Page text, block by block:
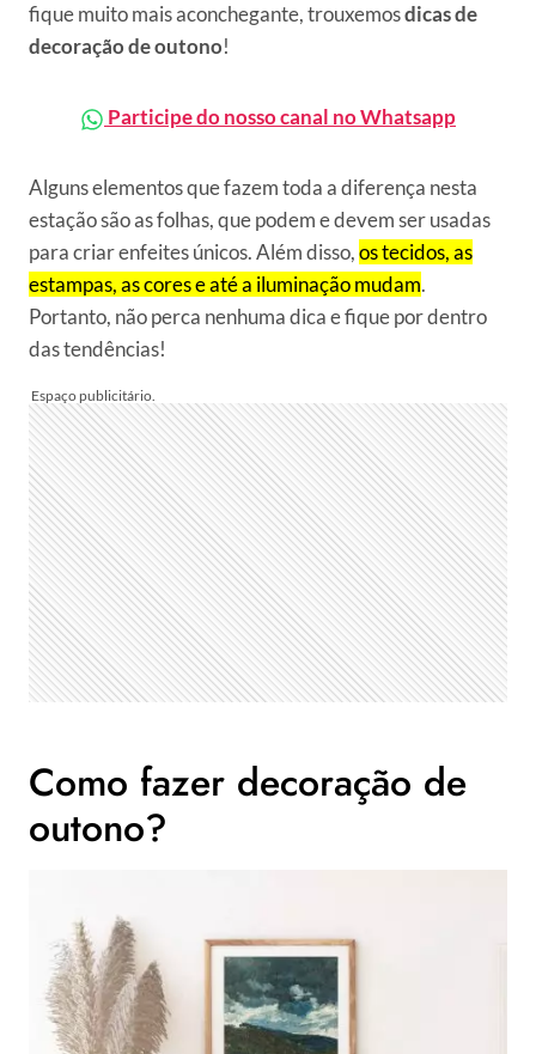
fique muito mais aconchegante, trouxemosdicas de
decoração de outono!
Participe do nosso canal no Whatsapp
Alguns elementos que fazem toda a diferença nesta
estação são as folhas, que podem e devem ser usadas
para criar enfeites únicos. Além disso,os tecidos, as
estampas, as cores e até a iluminação mudam.
Portanto, não perca nenhuma dica e fique por dentro
das tendências!
Como fazer decoração de
outono?